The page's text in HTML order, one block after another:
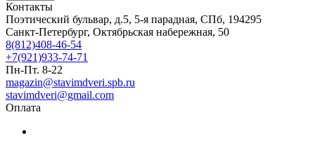
Контакты
Поэтический бульвар, д.5, 5-я парадная, СПб, 194295
Санкт-Петербург, Октябрьская набережная, 50
8(812)408-46-54
+7(921)933-74-71
Пн-Пт. 8-22
magazin@stavimdveri.spb.ru
stavimdveri@gmail.com
Оплата